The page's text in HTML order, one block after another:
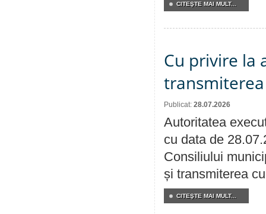
CITEŞTE MAI MULT...
Cu privire la
Publicat: 28.07.2026
Autoritatea
cu data de
Consiliului
și transmiterea
CITEŞTE MAI MULT...